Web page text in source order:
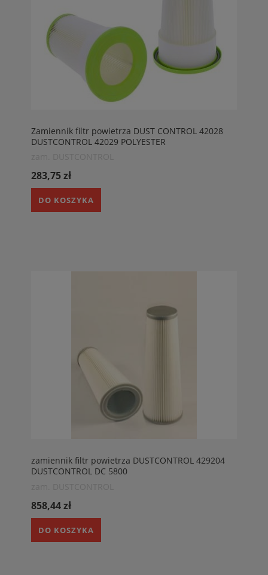
Zamiennik filtr powietrza DUST CONTROL 42028
DUSTCONTROL 42029 POLYESTER
283,75 zł
DO KOSZYKA
zamiennik filtr powietrza DUSTCONTROL 429204
DUSTCONTROL DC 5800
858,44 zł
DO KOSZYKA